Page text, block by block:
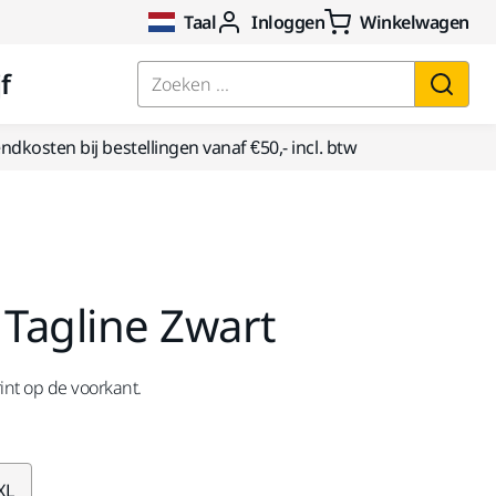
Taal Inloggen Winkelwagen
Zoeken ...
bij bestellingen vanaf €50,- incl. btw
Zwart
op de voorkant.